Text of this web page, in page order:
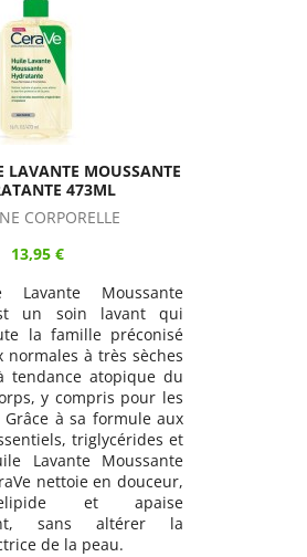
MICELLAIRE 295ML
qui nettoie,
en douceur tout
la barrière protectrice
à sèches du
Grâce à sa formule
essentiels et
Micellaire CeraVe
la pollution tout
et en restaurant la
de la peau.